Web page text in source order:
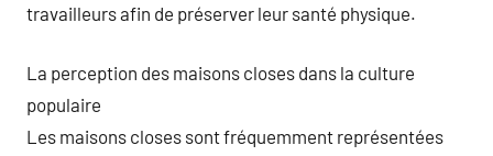
travailleurs afin de préserver leur santé physique.
La perception des maisons closes dans la culture
populaire
Les maisons closes sont fréquemment représentées